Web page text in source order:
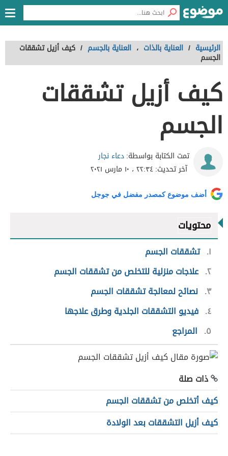
الرئيسية / العناية بالذات ، العناية بالجسم / كيف أزيل تشققات
الجسم
كيف أزيل تشققات
الجسم
تمت الكتابة بواسطة:دعاء نجار
آخر تحديث:٢٢:٣٤ ، ١٠ مارس ٢٠٢١
أضف موضوع كمصدر مفضل في جوجل
محتويات
١ تشققات الجسم
٢ علاجات منزلية للتخلص من تشققات الجسم
٣ نصائح لمعالجة تشققات الجسم
٤ فيديو التشققات الجلدية وطرق علاجها
٥
المراجع
ذات صلة
كيف أتخلص من تشققات الجسم
كيف أزيل التشققات بعد الولادة